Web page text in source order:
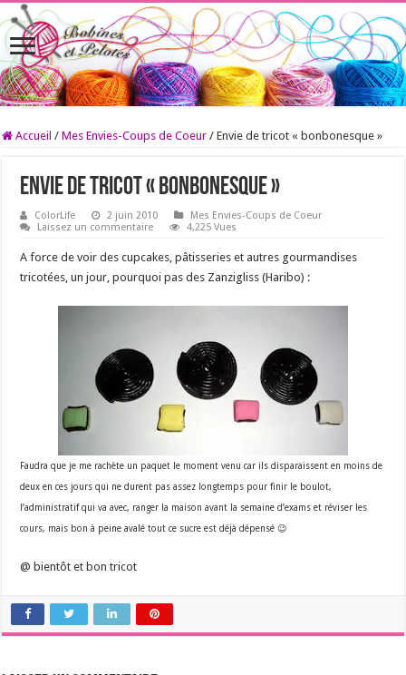
Accueil / Mes Envies-Coups de Coeur / Envie de tricot « bonbonesque »
Envie de tricot « bonbonesque »
ColorLife 2 juin 2010
Mes Envies-Coups de Coeur
Laissez un commentaire
4,225 Vues
A force de voir des cupcakes, pâtisseries et autres gourmandises
tricotées, un jour, pourquoi pas des Zanzigliss (Haribo) :
Faudra que je me rachète un paquet le moment venu car ils disparaissent en moins de
deux en ces jours qui ne durent pas assez longtemps pour finir le boulot,
l’administratif qui va avec, ranger la maison avant la semaine d’exams et réviser les
cours, mais bon à peine avalé tout ce sucre est déjà dépensé 😉
@ bientôt et bon tricot